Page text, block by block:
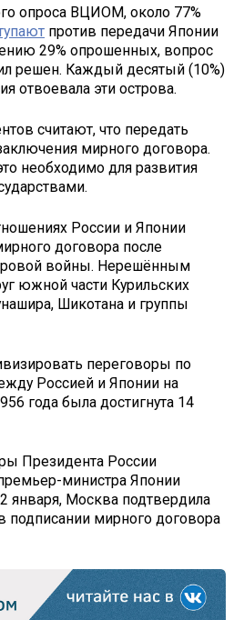
опроса ВЦИОМ, около 77%
против передачи Японии
29% опрошенных, вопрос
решен. Каждый десятый (10%)
отвоевала эти острова.
считают, что передать
мирного договора.
необходимо для развития
России и Японии
договора после
войны. Нерешённым
южной части Курильских
Шикотана и группы
переговоры по
Россией и Японии на
года была достигнута 14
Президента России
министра Японии
января, Москва подтвердила
подписании мирного договора